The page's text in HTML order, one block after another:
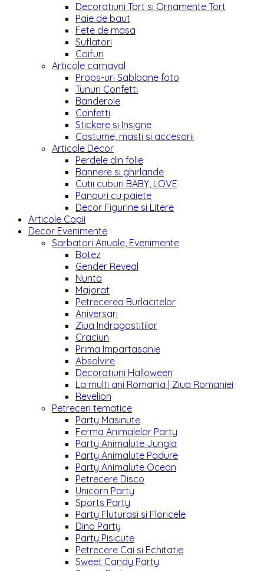
Decoratiuni Tort si Ornamente Tort
Paie de baut
Fete de masa
Suflatori
Coifuri
Articole carnaval
Props-uri Sabloane foto
Tunuri Confetti
Banderole
Confetti
Stickere si Insigne
Costume, masti si accesorii
Articole Decor
Perdele din folie
Bannere si ghirlande
Cutii cuburi BABY, LOVE
Panouri cu paiete
Decor Figurine si Litere
Articole Copii
Decor Evenimente
Sarbatori Anuale, Evenimente
Botez
Gender Reveal
Nunta
Majorat
Petrecerea Burlacitelor
Aniversari
Ziua Indragostitilor
Craciun
Prima Impartasanie
Absolvire
Decoratiuni Halloween
La multi ani Romania | Ziua Romaniei
Revelion
Petreceri tematice
Party Masinute
Ferma Animalelor Party
Party Animalute Jungla
Party Animalute Padure
Party Animalute Ocean
Petrecere Disco
Unicorn Party
Sports Party
Party Fluturasi si Floricele
Dino Party
Party Pisicute
Petrecere Cai si Echitatie
Sweet Candy Party